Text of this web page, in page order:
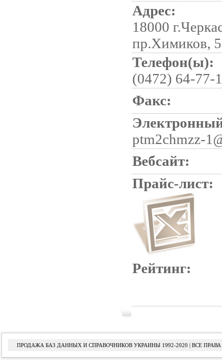
Адрес:
18000
пр.Химиков,
Телефон(ы):
(0472) 64-77-
Факс:
ptm2chmzz-
Вебсайт:
Прайс-лист:
Рейтинг:
ПРОДАЖА БАЗ ДАННЫХ И СПРАВОЧНИКОВ УКРАИНЫ 1992-2020 | ВСЕ